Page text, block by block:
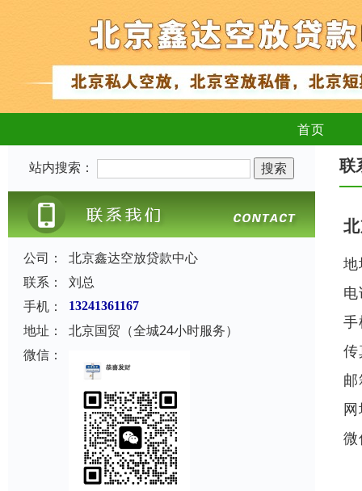
首页
站内搜索：
公司：
北京鑫达空放贷款中心
联系：
刘总
手机：
13241361167
地址：
北京国贸（全城24小时服务）
微信：
联